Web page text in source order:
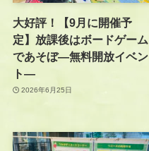
大好評！【9月に開催予
定】放課後はボードゲーム
であそぼ―無料開放イベン
ト―
2026年6月25日